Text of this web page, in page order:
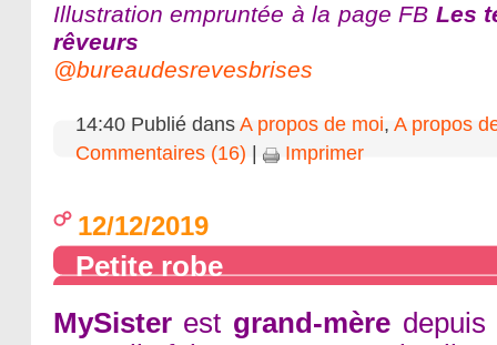
Illustration empruntée à la page FB Les
rêveurs
@bureaudesrevesbrises
14:40 Publié dans A propos de moi, A propos
Commentaires (16)
Imprimer
12/12/2019
Petite robe
MySisterest grand-mère